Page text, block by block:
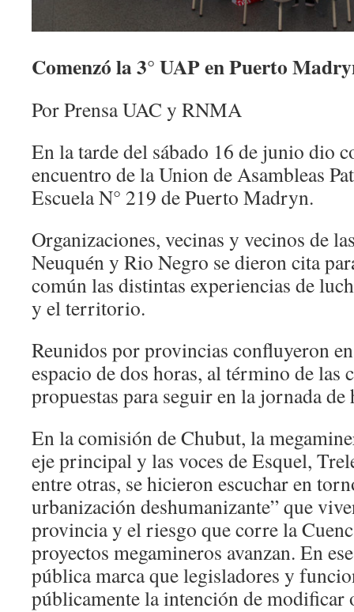
Comenzó la 3° UAP en Puerto
Por Prensa UAC y RNMA
En la tarde del sábado 16 de junio dio
encuentro de la Union de Asambleas
Escuela N° 219 de Puerto Madryn.
Organizaciones, vecinas y vecinos de
Neuquén y Rio Negro se dieron cita
común las distintas experiencias de
y el territorio.
Reunidos por provincias confluyeron
espacio de dos horas, al término de las
propuestas para seguir en la jornada
En la comisión de Chubut, la
eje principal y las voces de Esquel,
entre otras, se hicieron escuchar en
urbanización deshumanizante” que
provincia y el riesgo que corre la
proyectos megamineros avanzan. En
pública marca que legisladores y
públicamente la intención de modificar